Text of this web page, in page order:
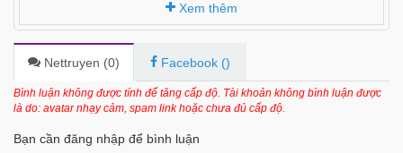
Chapter 25 1 tháng trước
Chapter 24 3 tháng trước
Chapter 23 3 tháng trước
4 tháng trước
Xem thêm
Nettruyen (0) Facebook ()
Bình luận không được tính để tăng cấp độ. Tài khoản không bình luận được
là do: avatar nhạy cảm, spam link hoặc chưa đủ cấp độ.
Bạn cần đăng nhập để bình luận